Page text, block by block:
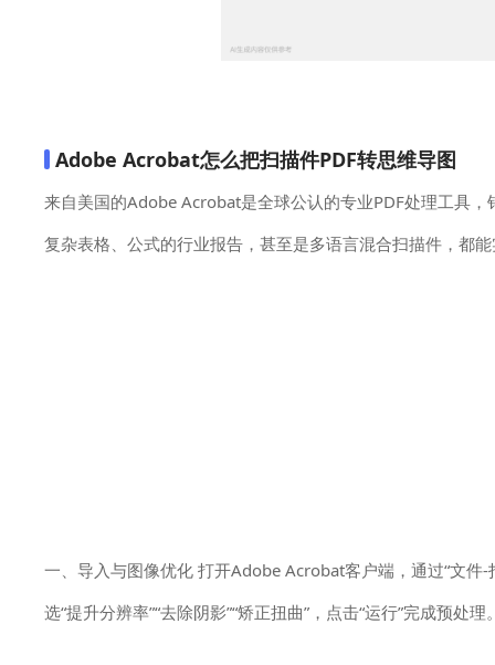
Adobe Acrobat怎么把扫描件PDF转思维导图
来自美国的Adobe Acrobat是全球公认的专业PDF处理工具
复杂表格、公式的行业报告，甚至是多语言混合扫描件，都
一、导入与图像优化 打开Adobe Acrobat客户端，通过“文件-
选“提升分辨率”“去除阴影”“矫正扭曲”，点击“运行”完成预处理